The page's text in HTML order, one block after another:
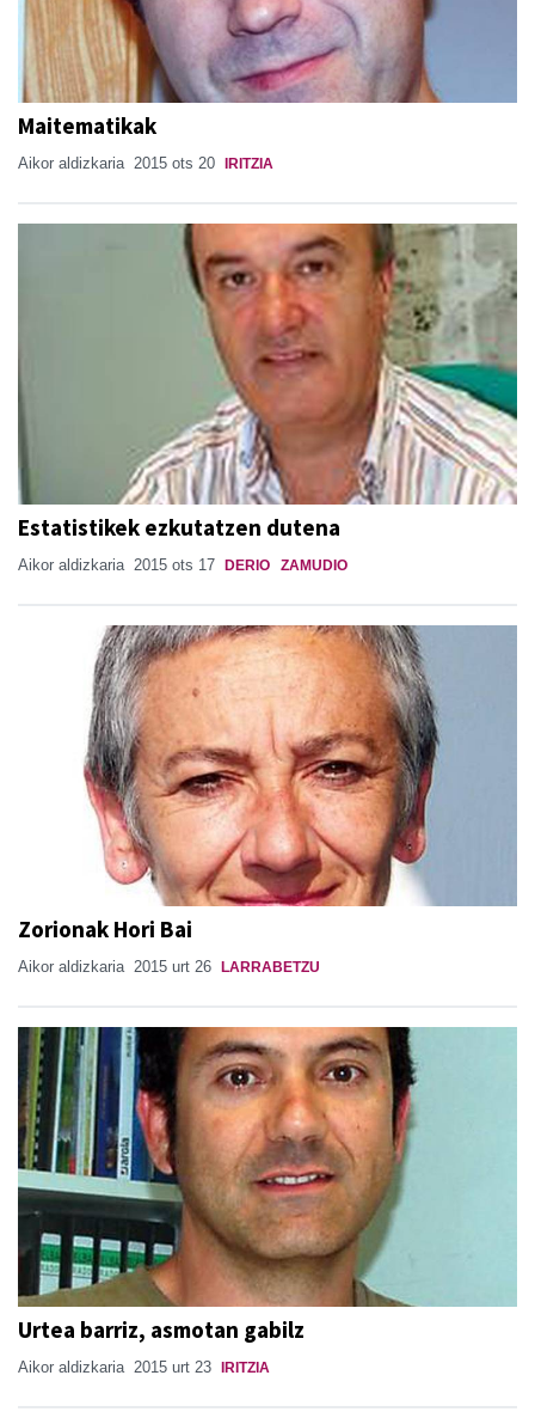
Maitematikak
Aikor aldizkaria 2015 ots 20 IRITZIA
Estatistikek ezkutatzen dutena
Aikor aldizkaria 2015 ots 17 DERIO ZAMUDIO
Zorionak Hori Bai
Aikor aldizkaria 2015 urt 26 LARRABETZU
Urtea barriz, asmotan gabilz
Aikor aldizkaria 2015 urt 23 IRITZIA